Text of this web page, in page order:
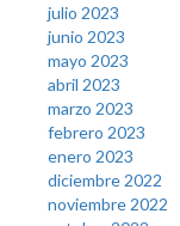
julio 2023
junio 2023
mayo 2023
abril 2023
marzo 2023
febrero 2023
enero 2023
diciembre 2022
noviembre 2022